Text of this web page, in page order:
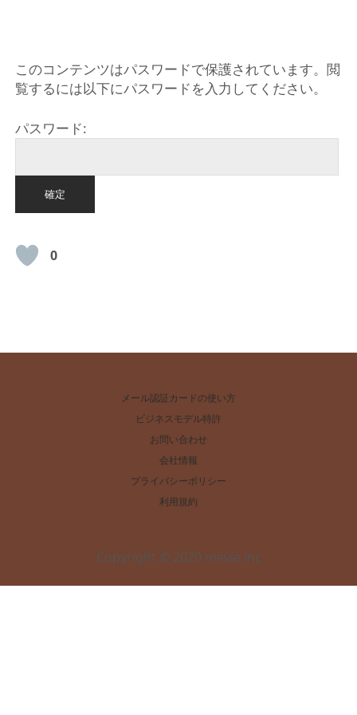
このコンテンツはパスワードで保護されています。閲
覧するには以下にパスワードを入力してください。
パスワード:
0
メール認証カードの使い方
ビジネスモデル特許
お問い合わせ
会社情報
プライバシーポリシー
利用規約
Copyright © 2020 mevie.inc